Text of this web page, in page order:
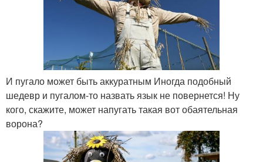
И пугало может быть аккуратным Иногда подобный
шедевр и пугалом-то назвать язык не повернется! Ну
кого, скажите, может напугать такая вот обаятельная
ворона?